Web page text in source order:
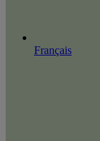
Français